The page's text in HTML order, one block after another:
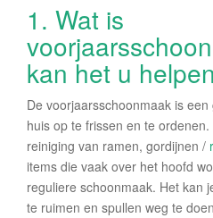
1. Wat is
kan het u
De voorjaarsschoonmaak is
huis op te frissen en te
reiniging van ramen, gordijnen /
items die vaak over het hoofd
reguliere schoonmaak. Het kan
te ruimen en spullen weg te